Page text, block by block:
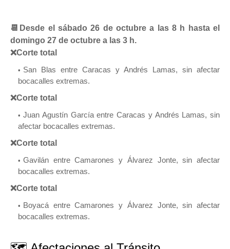
📆Desde el sábado 26 de octubre a las 8 h hasta el
domingo 27 de octubre a las 3 h.
❌Corte total
San Blas entre Caracas y Andrés Lamas, sin afectar
bocacalles extremas.
❌Corte total
Juan Agustín García entre Caracas y Andrés Lamas, sin
afectar bocacalles extremas.
❌Corte total
Gavilán entre Camarones y Álvarez Jonte, sin afectar
bocacalles extremas.
❌Corte total
Boyacá entre Camarones y Álvarez Jonte, sin afectar
bocacalles extremas.